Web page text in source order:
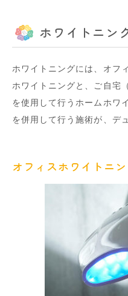
ホワイトニン
ホワイトニングには、オフ
ホワイトニングと、ご自宅
を使用して行うホームホワ
を併用して行う施術が、デ
オフィスホワイトニ